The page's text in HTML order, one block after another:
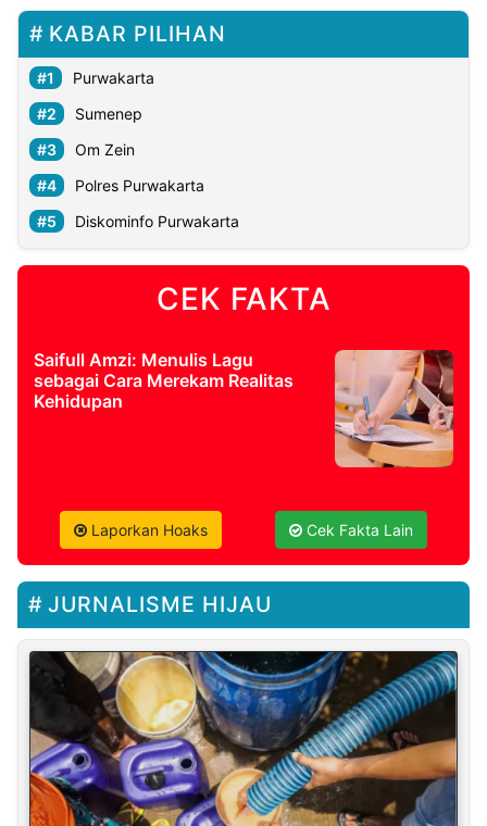
KABAR PILIHAN
Purwakarta
Sumenep
Om Zein
Polres Purwakarta
Diskominfo Purwakarta
CEK FAKTA
Saifull Amzi: Menulis Lagu
sebagai Cara Merekam Realitas
Kehidupan
Laporkan Hoaks Cek Fakta Lain
JURNALISME HIJAU